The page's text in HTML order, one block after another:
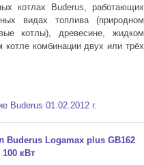
котлах Buderus, работающих
видах топлива (природном
котлы), древесине, жидком
комбинации двух или трёх
Buderus 01.02.2012 г.
Buderus Logamax plus GB162
кВт